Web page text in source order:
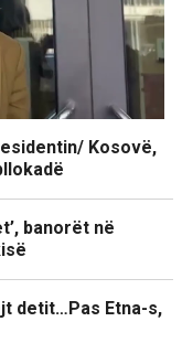
Kosovë,
banorët në
detit…Pas Etna-s,